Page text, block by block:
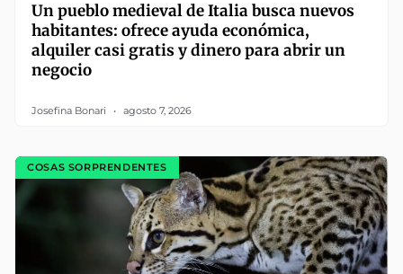
Un pueblo medieval de Italia busca nuevos
habitantes: ofrece ayuda económica,
alquiler casi gratis y dinero para abrir un
negocio
Josefina Bonari agosto 7, 2026
COSAS SORPRENDENTES